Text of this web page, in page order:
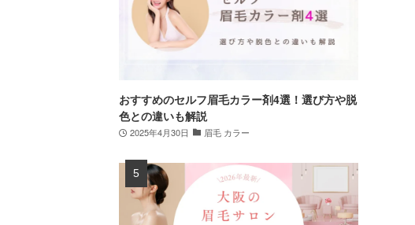
おすすめのセルフ眉毛カラー剤4選！選び方や脱
色との違いも解説
2025年4月30日 眉毛 カラー